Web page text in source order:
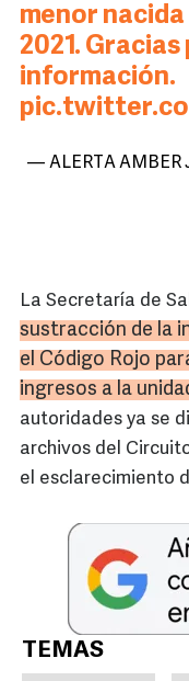
menor
2021.
información.
— ALERTA AMBER
La Secretaría de
sustracción de la
el Código Rojo
ingresos a la
autoridades ya se
archivos del
el esclarecimiento
TEMAS